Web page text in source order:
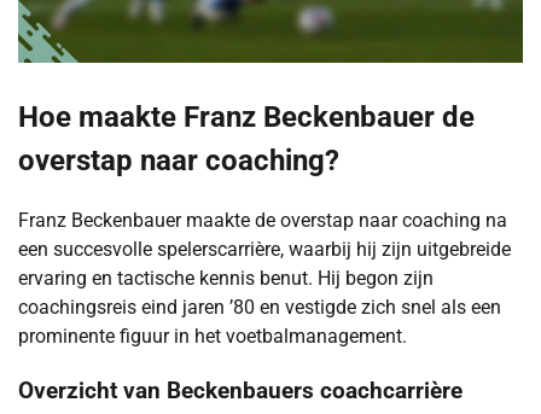
Hoe maakte Franz Beckenbauer de
overstap naar coaching?
Franz Beckenbauer maakte de overstap naar coaching na
een succesvolle spelerscarrière, waarbij hij zijn uitgebreide
ervaring en tactische kennis benut. Hij begon zijn
coachingsreis eind jaren ’80 en vestigde zich snel als een
prominente figuur in het voetbalmanagement.
Overzicht van Beckenbauers coachcarrière